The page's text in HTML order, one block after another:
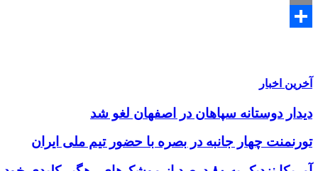
Print
آخرین اخبار
دیدار دوستانه سپاهان در اصفهان لغو شد
تورنمنت چهار جانبه در بصره با حضور تیم ملی ایران